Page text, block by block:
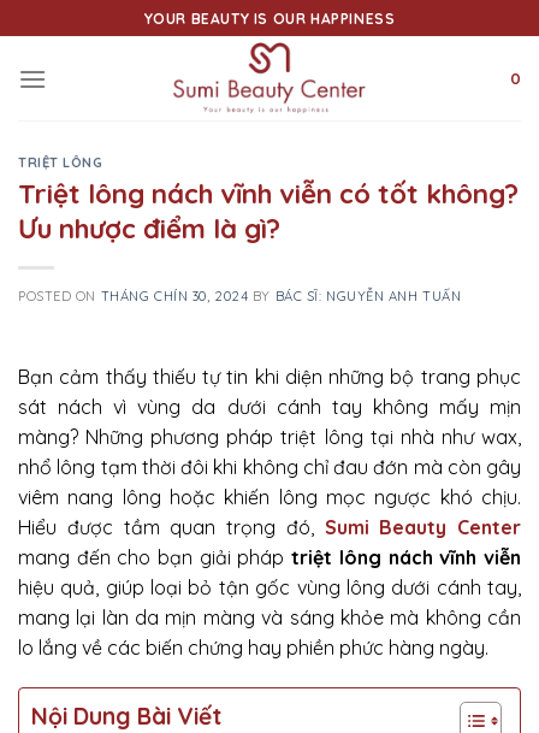
to
content
YOUR BEAUTY IS OUR HAPPINESS
0
TRIỆT LÔNG
Triệt lông nách vĩnh viễn có tốt không?
Ưu nhược điểm là gì?
POSTED ON THÁNG CHÍN 30, 2024 BY BÁC SĨ: NGUYỄN ANH TUẤN
Bạn cảm thấy thiếu tự tin khi diện những bộ trang phục
sát nách vì vùng da dưới cánh tay không mấy mịn
màng? Những phương pháp triệt lông tại nhà như wax,
nhổ lông tạm thời đôi khi không chỉ đau đớn mà còn gây
viêm nang lông hoặc khiến lông mọc ngược khó chịu.
Hiểu được tầm quan trọng đó, Sumi Beauty Center
mang đến cho bạn giải pháptriệt lông nách vĩnh viễn
hiệu quả, giúp loại bỏ tận gốc vùng lông dưới cánh tay,
mang lại làn da mịn màng và sáng khỏe mà không cần
lo lắng về các biến chứng hay phiền phức hàng ngày.
Nội Dung Bài Viết